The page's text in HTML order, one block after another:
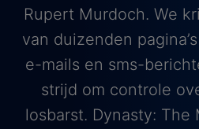
Rupert Murdoch. We
van duizenden
e-mails en sms-
strijd om controle
losbarst. Dynasty: The